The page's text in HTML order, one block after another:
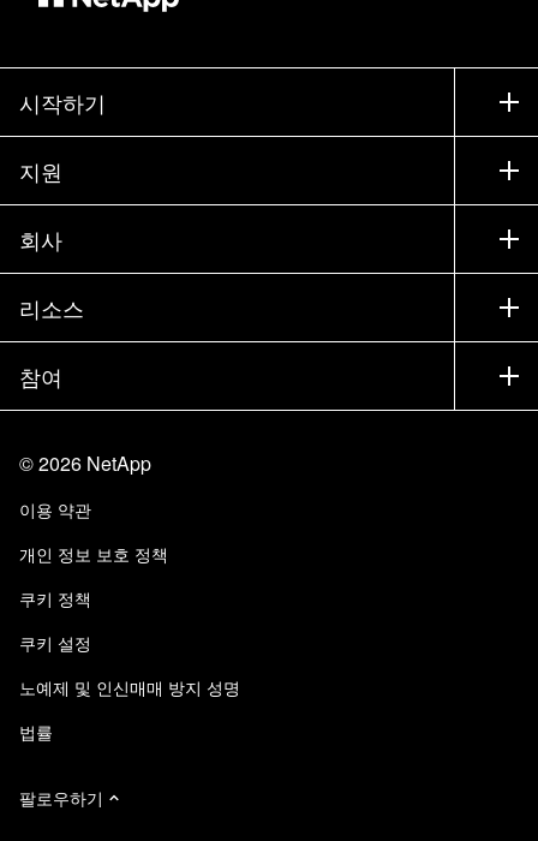
시작하기
구입 방법
세일즈 팀 연락처
파트너 찾기
경영진 브리핑
제품 소개
지원
지원
교육
설명서
커뮤니티
알아보기
회사
회사
파트너
채용
Trust Center
책임 및 지속가능성
품질 인증
NetApp Instaclustr
리소스
뉴스룸
이벤트
블로그
고객 경험
고객 사례
참여
사이트 피드백
액세스 가능성
이메일 구독
©2026 NetApp
이용 약관
개인 정보 보호 정책
쿠키 정책
쿠키 설정
노예제 및 인신매매 방지 성명
법률
팔로우하기